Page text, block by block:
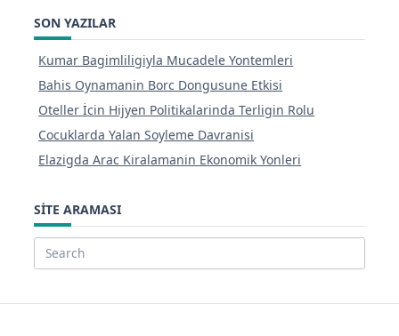
SON YAZILAR
Kumar Bagimliligiyla Mucadele Yontemleri
Bahis Oynamanin Borc Dongusune Etkisi
Oteller İcin Hijyen Politikalarinda Terligin Rolu
Cocuklarda Yalan Soyleme Davranisi
Elazigda Arac Kiralamanin Ekonomik Yonleri
SITE ARAMASI
Search